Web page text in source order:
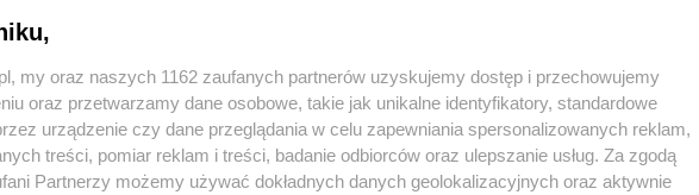
my oraz naszych 1162 zaufanych partnerów uzyskujemy dostęp i przechowujemy
oraz przetwarzamy dane osobowe, takie jak unikalne identyfikatory, standardowe
urządzenie czy dane przeglądania w celu zapewniania spersonalizowanych reklam,
treści, pomiar reklam i treści, badanie odbiorców oraz ulepszanie usług. Za zgodą
Partnerzy możemy używać dokładnych danych geolokalizacyjnych oraz aktywnie